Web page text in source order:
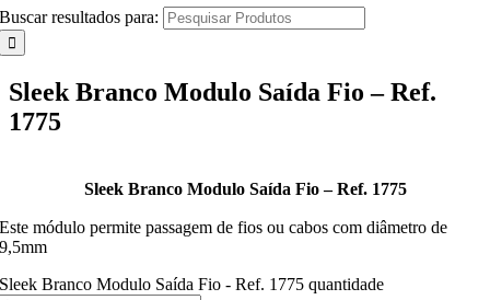
Buscar resultados para:
Sleek Branco Modulo Saída Fio – Ref.
1775
Sleek Branco Modulo Saída Fio – Ref. 1775
Este módulo permite passagem de fios ou cabos com diâmetro de
9,5mm
Sleek Branco Modulo Saída Fio - Ref. 1775 quantidade